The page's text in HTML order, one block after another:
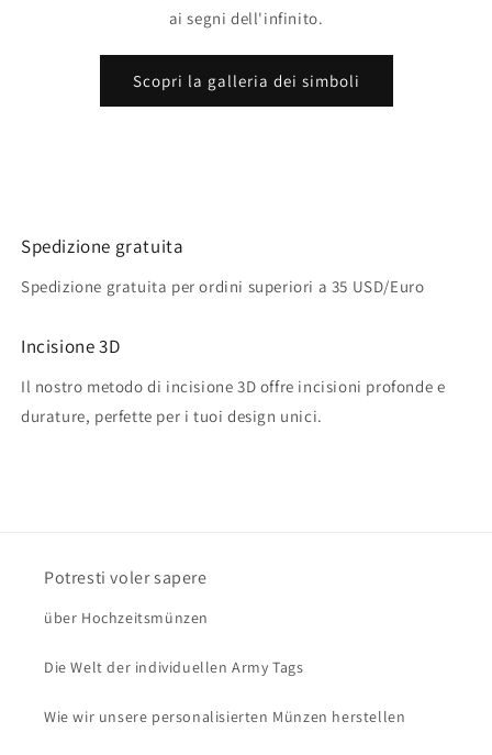
ai segni dell'infinito.
Scopri la galleria dei simboli
Spedizione gratuita
Spedizione gratuita per ordini superiori a 35 USD/Euro
Incisione 3D
Il nostro metodo di incisione 3D offre incisioni profonde e
durature, perfette per i tuoi design unici.
Potresti voler sapere
über Hochzeitsmünzen
Die Welt der individuellen Army Tags
Wie wir unsere personalisierten Münzen herstellen